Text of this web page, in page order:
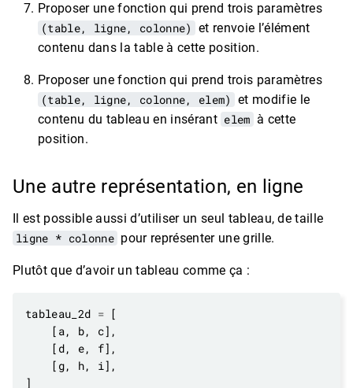
Proposer une fonction qui prend trois paramètres
(table, ligne, colonne) et renvoie l’élément
contenu dans la table à cette position.
Proposer une fonction qui prend trois paramètres
(table, ligne, colonne, elem) et modifie le
contenu du tableau en insérant elem à cette
position.
Une autre représentation, en ligne
Il est possible aussi d’utiliser un seul tableau, de taille
ligne * colonne pour représenter une grille.
Plutôt que d’avoir un tableau comme ça :
tableau_2d =